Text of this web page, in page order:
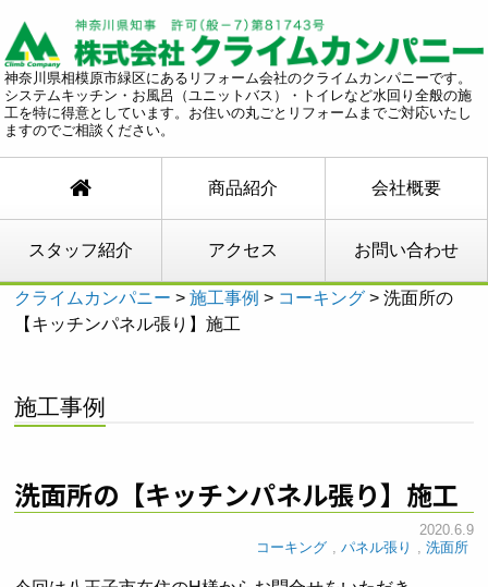
神奈川県相模原市緑区にあるリフォーム会社のクライムカンパニーです。
システムキッチン・お風呂（ユニットバス）・トイレなど水回り全般の施
工を特に得意としています。お住いの丸ごとリフォームまでご対応いたし
ますのでご相談ください。
商品紹介 会社概要
スタッフ紹介 アクセス お問い合わせ
クライムカンパニー >施工事例 > コーキング >洗面所の
【キッチンパネル張り】施工
施工事例
洗面所の【キッチンパネル張り】施工
2020.6.9
コーキング , パネル張り , 洗面所